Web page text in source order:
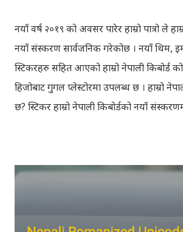
नयाँ वर्ष २०१९ को अवसर पारेर हाम्रो पात्रो ले
नयाँ संस्करण सार्वजनिक गरेकोछ । नयाँ थिम,
स्टिकरहरु सहित आएको हाम्रो नेपाली किबोर्ड
हिजोबाट गुगल प्लेस्टोरमा उपलब्ध छ । हाम्रो
छ? स्टिकर हाम्रो नेपाली किबोर्डको नयाँ
इन्स्टाग्राम आदि जुनसुकै एप्लिकेशनमा पनि प्रयोग
मैचासमेत गरी आठ किसिमका स्टिकरहरु समावेश